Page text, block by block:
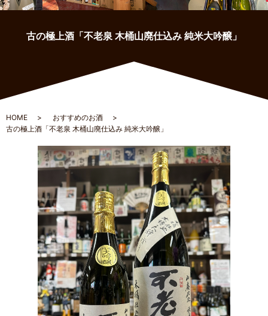
古の極上酒「不老泉 木桶山廃仕込み 純米大吟醸」
HOME
おすすめのお酒
古の極上酒「不老泉 木桶山廃仕込み 純米大吟醸」